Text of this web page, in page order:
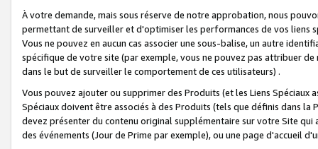
À votre demande, mais sous réserve de notre approbation, nous
permettant de surveiller et d'optimiser les performances de vos liens
Vous ne pouvez en aucun cas associer une sous-balise, un autre
spécifique de votre site (par exemple, vous ne pouvez pas attribuer
dans le but de surveiller le comportement de ces utilisateurs) .
Vous pouvez ajouter ou supprimer des Produits (et les Liens
Spéciaux doivent être associés à des Produits (tels que définis dans
devez présenter du contenu original supplémentaire sur votre Site qui
des événements (Jour de Prime par exemple), ou une page d'accueil